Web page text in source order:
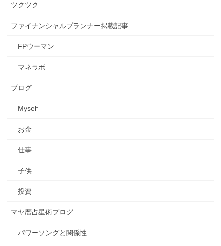
ツクツク
ファイナンシャルプランナー掲載記事
FPウーマン
マネラボ
ブログ
Myself
お金
仕事
子供
投資
マヤ暦占星術ブログ
パワーソングと関係性